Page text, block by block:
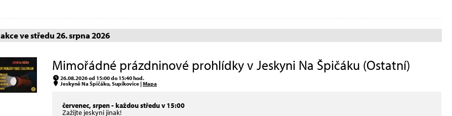
akce ve středu 26. srpna 2026
Mimořádné prázdninové prohlídky v Jeskyni Na Špičáku (Ostatní)
26.08.2026 od 15:00 do 15:40 hod.
Jeskyně Na Špičáku, Supíkovice |Mapa
červenec, srpen - každou středu v 15:00
Zažijte jeskyni jinak!